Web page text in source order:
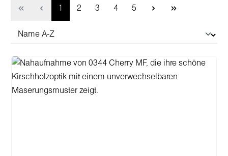
Page
1 Page
2 Page
3 Page
4 Page
5